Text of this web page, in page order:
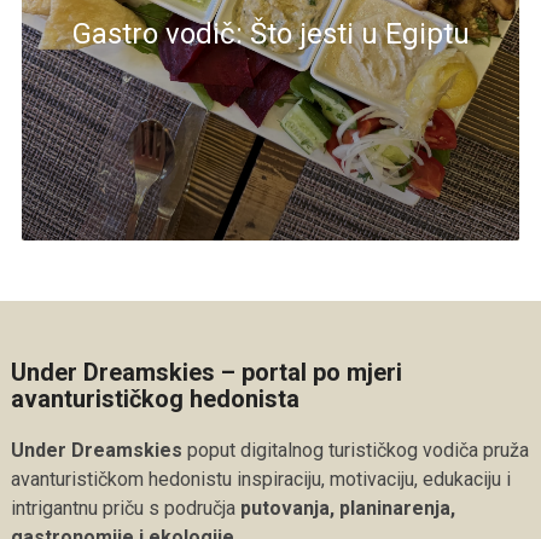
Gastro vodič: Što jesti u Egiptu
Under Dreamskies – portal po mjeri
avanturističkog hedonista
Under Dreamskies poput digitalnog turističkog vodiča pruža
avanturističkom hedonistu inspiraciju, motivaciju, edukaciju i
intrigantnu priču s područja putovanja, planinarenja,